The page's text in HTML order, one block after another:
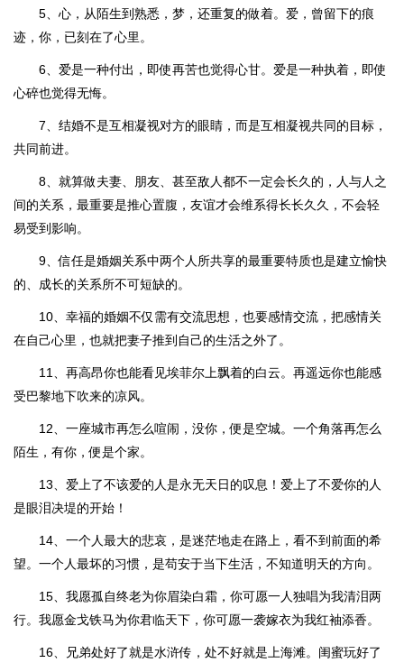
5、心，从陌生到熟悉，梦，还重复的做着。爱，曾留下的痕
迹，你，已刻在了心里。
6、爱是一种付出，即使再苦也觉得心甘。爱是一种执着，即使
心碎也觉得无悔。
7、结婚不是互相凝视对方的眼睛，而是互相凝视共同的目标，
共同前进。
8、就算做夫妻、朋友、甚至敌人都不一定会长久的，人与人之
间的关系，最重要是推心置腹，友谊才会维系得长长久久，不会轻
易受到影响。
9、信任是婚姻关系中两个人所共享的最重要特质也是建立愉快
的、成长的关系所不可短缺的。
10、幸福的婚姻不仅需有交流思想，也要感情交流，把感情关
在自己心里，也就把妻子推到自己的生活之外了。
11、再高昂你也能看见埃菲尔上飘着的白云。再遥远你也能感
受巴黎地下吹来的凉风。
12、一座城市再怎么喧闹，没你，便是空城。一个角落再怎么
陌生，有你，便是个家。
13、爱上了不该爱的人是永无天日的叹息！爱上了不爱你的人
是眼泪决堤的开始！
14、一个人最大的悲哀，是迷茫地走在路上，看不到前面的希
望。一个人最坏的习惯，是苟安于当下生活，不知道明天的方向。
15、我愿孤自终老为你眉染白霜，你可愿一人独唱为我清泪两
行。我愿金戈铁马为你君临天下，你可愿一袭嫁衣为我红袖添香。
16、兄弟处好了就是水浒传，处不好就是上海滩。闺蜜玩好了